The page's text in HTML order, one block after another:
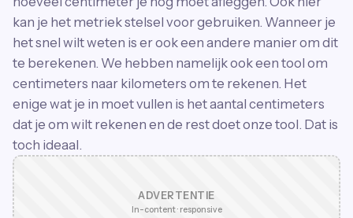
kan je het metriek stelsel voor gebruiken. Wanneer je
het snel wilt weten is er ook een andere manier om dit
te berekenen. We hebben namelijk ook een tool om
centimeters naar kilometers om te rekenen. Het
enige wat je in moet vullen is het aantal centimeters
dat je om wilt rekenen en de rest doet onze tool. Dat is
toch ideaal.
ADVERTENTIE
In-content · responsive